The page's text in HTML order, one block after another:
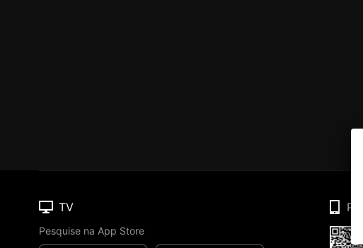
TV
Pesquise na App Store